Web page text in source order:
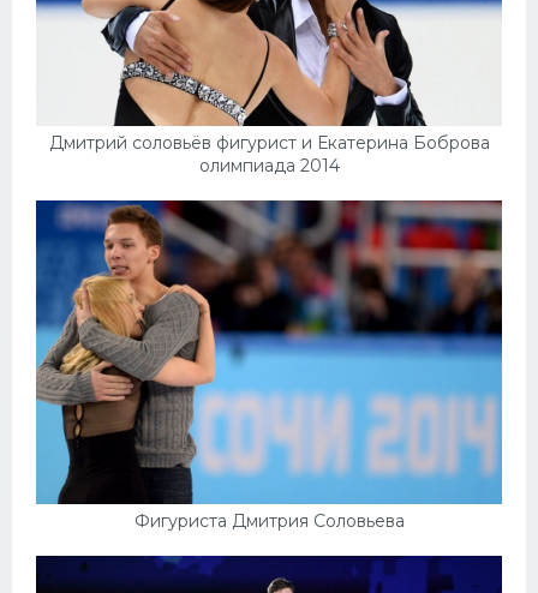
Дмитрий соловьёв фигурист и Екатерина Боброва
олимпиада 2014
Фигуриста Дмитрия Соловьева